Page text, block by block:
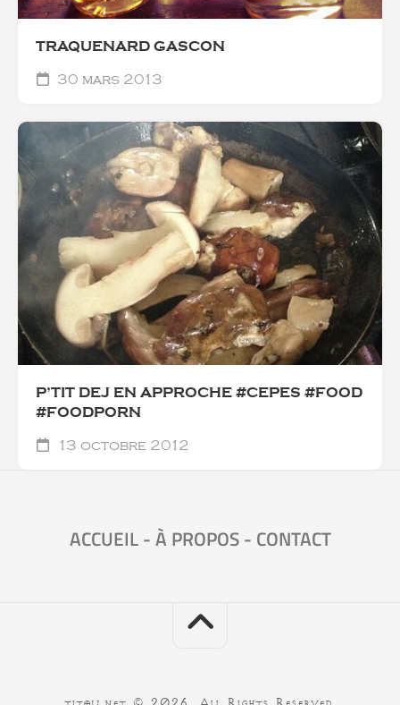
TRAQUENARD GASCON
30 mars 2013
P’TIT DEJ EN APPROCHE #CEPES #FOOD
#FOODPORN
13 octobre 2012
ACCUEIL-À PROPOS- CONTACT